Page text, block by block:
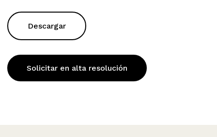
Descargar
Solicitar en alta resolución